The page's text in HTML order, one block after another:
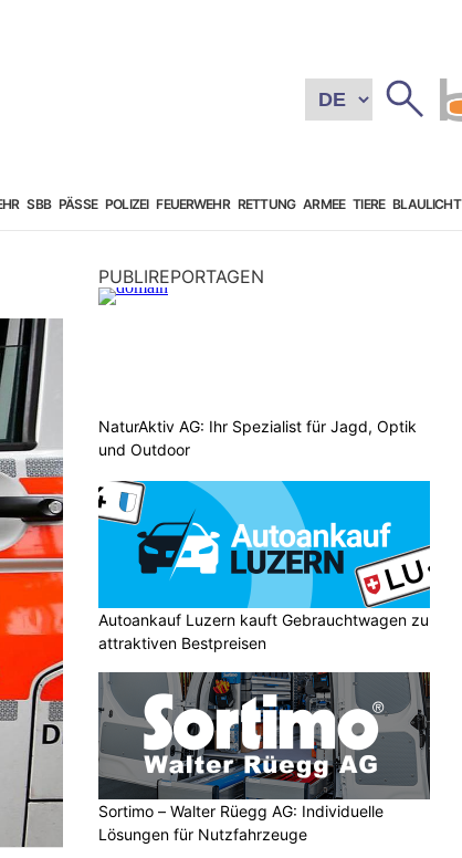
SBB PÄSSE POLIZEI FEUERWEHR RETTUNG ARMEE TIERE BLAULICHT
PUBLIREPORTAGEN
NaturAktiv AG: Ihr Spezialist für Jagd, Optik
und Outdoor
Autoankauf Luzern kauft Gebrauchtwagen zu
attraktiven Bestpreisen
Sortimo – Walter Rüegg AG: Individuelle
Lösungen für Nutzfahrzeuge